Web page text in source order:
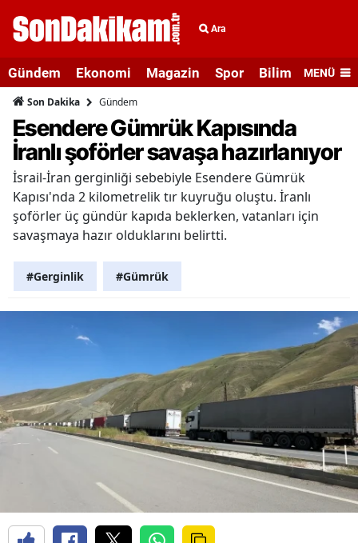
Ara
Gündem Ekonomi Magazin Spor Bilim veMENÜ
Son Dakika Gündem
Esendere Gümrük Kapısında
İranlı şoförler savaşa hazırlanıyor
İsrail-İran gerginliği sebebiyle Esendere Gümrük
Kapısı'nda 2 kilometrelik tır kuyruğu oluştu. İranlı
şoförler üç gündür kapıda beklerken, vatanları için
savaşmaya hazır olduklarını belirtti.
#Gerginlik #Gümrük